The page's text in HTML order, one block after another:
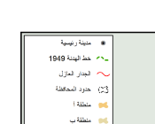
90
0
1
90
2